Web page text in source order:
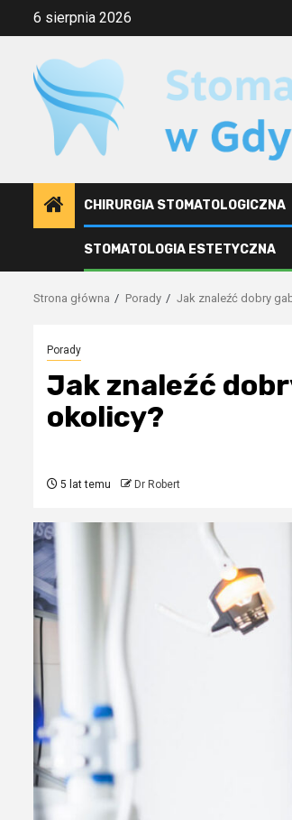
Przejdź6 sierpnia 2026
CHIRURGIA STOMATOLOGICZNA
STOMATOLOGIA ESTETYCZNA
Strona główna Porady Jak znaleźć dobry
Porady
Jak znaleźć
okolicy?
5 lat temu Dr Robert